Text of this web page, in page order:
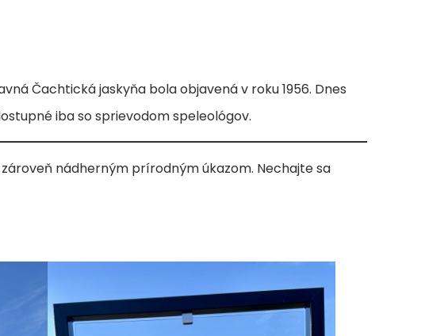
Čachtická jaskyňa bola objavená v roku 1956. Dnes
iba so sprievodom speleológov.
nádherným prírodným úkazom. Nechajte sa